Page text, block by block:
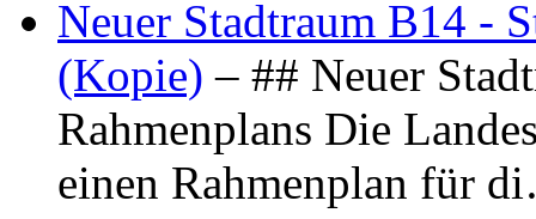
Neuer Stadtraum B14 -
(Kopie) – ## Neuer
Rahmenplans Die
einen Rahmenplan für